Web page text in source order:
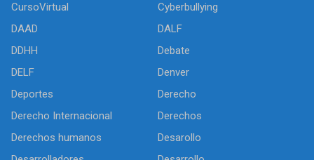
CursoVirtual
Cyberbullying
DAAD
DALF
DDHH
Debate
DELF
Denver
Deportes
Derecho
Derecho Internacional
Derechos
Derechos humanos
Desarollo